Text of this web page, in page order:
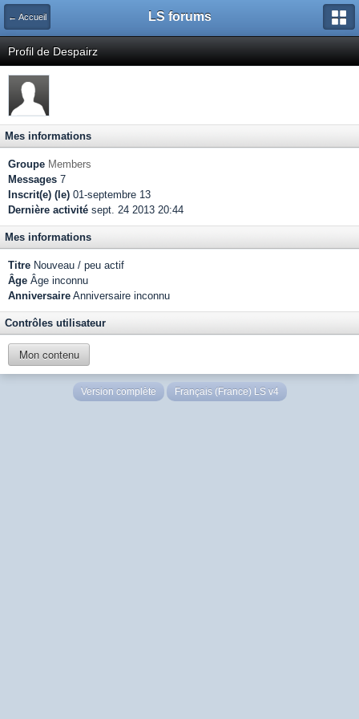
← Accueil LS forums
Profil de Despairz
Mes informations
Groupe Members
Messages 7
Inscrit(e) (le) 01-septembre 13
Dernière activité sept. 24 2013 20:44
Mes informations
Titre Nouveau / peu actif
Âge Âge inconnu
Anniversaire Anniversaire inconnu
Contrôles utilisateur
Mon contenu
Version complète Français (France) LS v4